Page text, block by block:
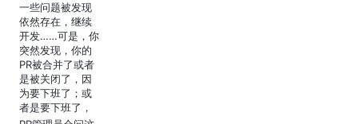
一些问题被发现
依然存在，继续
开发……可是，你
突然发现，你的
PR被合并了或者
是被关闭了，因
为要下班了；或
者是要下班了，